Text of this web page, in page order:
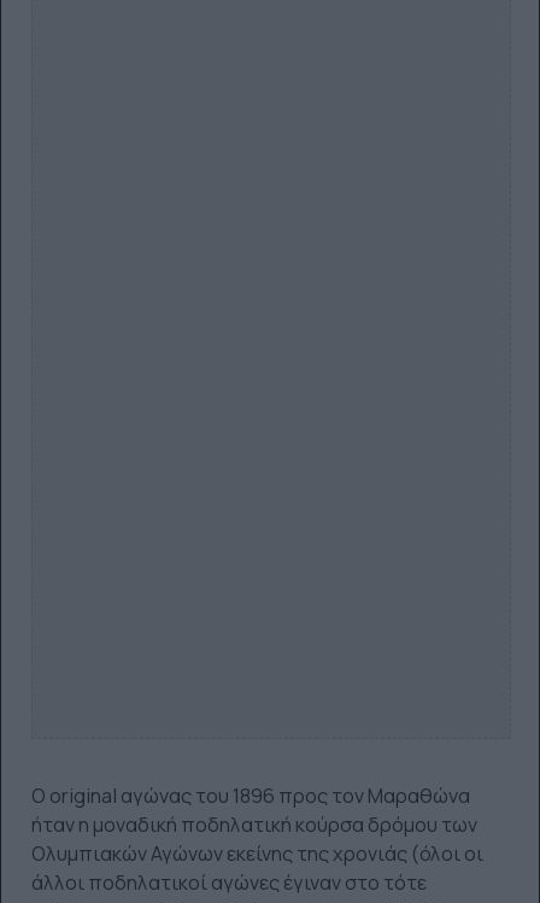
Ο original αγώνας του 1896 προς τον Μαραθώνα
ήταν η μοναδική ποδηλατική κούρσα δρόμου των
Ολυμπιακών Αγώνων εκείνης της χρονιάς (όλοι οι
άλλοι ποδηλατικοί αγώνες έγιναν στο τότε